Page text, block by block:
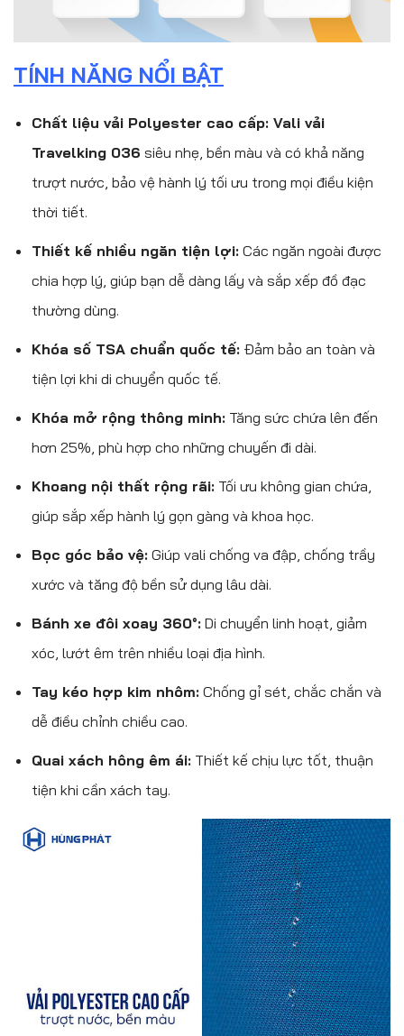
TÍNH NĂNG NỔI BẬT
Chất liệu vải Polyester cao cấp: Vali vải
Travelking 036 siêu nhẹ, bền màu và có khả năng
trượt nước, bảo vệ hành lý tối ưu trong mọi điều kiện
thời tiết.
Thiết kế nhiều ngăn tiện lợi: Các ngăn ngoài được
chia hợp lý, giúp bạn dễ dàng lấy và sắp xếp đồ đạc
thường dùng.
Khóa số TSA chuẩn quốc tế: Đảm bảo an toàn và
tiện lợi khi di chuyển quốc tế.
Khóa mở rộng thông minh: Tăng sức chứa lên đến
hơn 25%, phù hợp cho những chuyến đi dài.
Khoang nội thất rộng rãi: Tối ưu không gian chứa,
giúp sắp xếp hành lý gọn gàng và khoa học.
Bọc góc bảo vệ: Giúp vali chống va đập, chống trầy
xước và tăng độ bền sử dụng lâu dài.
Bánh xe đôi xoay 360°: Di chuyển linh hoạt, giảm
xóc, lướt êm trên nhiều loại địa hình.
Tay kéo hợp kim nhôm: Chống gỉ sét, chắc chắn và
dễ điều chỉnh chiều cao.
Quai xách hông êm ái: Thiết kế chịu lực tốt, thuận
tiện khi cần xách tay.